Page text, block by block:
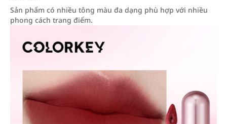
Sản phẩm có nhiều tông màu đa dạng phù hợp với nhiều
phong cách trang điểm.